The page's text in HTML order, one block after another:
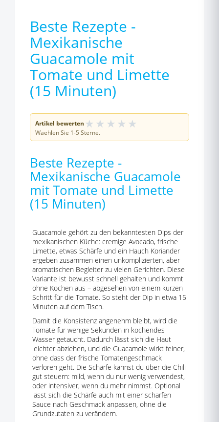
Beste Rezepte -
Mexikanische
Guacamole mit
Tomate und Limette
(15 Minuten)
Artikel bewerten ★ ★ ★ ★ ★
Waehlen Sie 1-5 Sterne.
Beste Rezepte -
Mexikanische Guacamole
mit Tomate und Limette
(15 Minuten)
Guacamole gehört zu den bekanntesten Dips der
mexikanischen Küche: cremige Avocado, frische
Limette, etwas Schärfe und ein Hauch Koriander
ergeben zusammen einen unkomplizierten, aber
aromatischen Begleiter zu vielen Gerichten. Diese
Variante ist bewusst schnell gehalten und kommt
ohne Kochen aus – abgesehen von einem kurzen
Schritt für die Tomate. So steht der Dip in etwa 15
Minuten auf dem Tisch.
Damit die Konsistenz angenehm bleibt, wird die
Tomate für wenige Sekunden in kochendes
Wasser getaucht. Dadurch lässt sich die Haut
leichter abziehen, und die Guacamole wirkt feiner,
ohne dass der frische Tomatengeschmack
verloren geht. Die Schärfe kannst du über die Chili
gut steuern: mild, wenn du nur wenig verwendest,
oder intensiver, wenn du mehr nimmst. Optional
lässt sich die Schärfe auch mit einer scharfen
Sauce nach Geschmack anpassen, ohne die
Grundzutaten zu verändern.